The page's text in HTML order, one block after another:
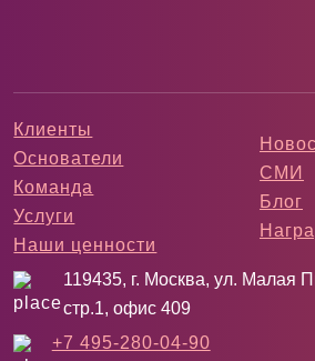
Клиенты
Основатели
Команда
Услуги
Наши ценности
СМИ
Блог
119435, г. Москва, ул. Малая
стр.1, офис 409
+7 495-280-04-90